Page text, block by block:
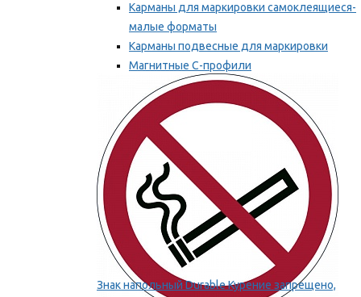
Карманы для маркировки самоклеящиеся-
малые форматы
Карманы подвесные для маркировки
Магнитные С-профили
Напольная маркировка
Мы рекомендуем
Знак напольный Durable Курение запрещено,